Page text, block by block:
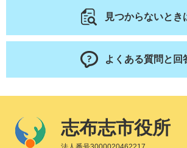
見つからないとき
よくある質問と回
志布志市役所